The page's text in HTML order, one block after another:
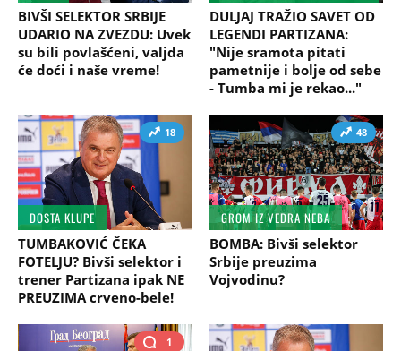
BIVŠI SELEKTOR SRBIJE
UDARIO NA ZVEZDU: Uvek
su bili povlašćeni, valjda
će doći i naše vreme!
DULJAJ TRAŽIO SAVET OD
LEGENDI PARTIZANA:
"Nije sramota pitati
pametnije i bolje od sebe
- Tumba mi je rekao..."
18
DOSTA KLUPE
TUMBAKOVIĆ ČEKA
FOTELJU? Bivši selektor i
trener Partizana ipak NE
PREUZIMA crveno-bele!
48
GROM IZ VEDRA NEBA
BOMBA: Bivši selektor
Srbije preuzima
Vojvodinu?
1